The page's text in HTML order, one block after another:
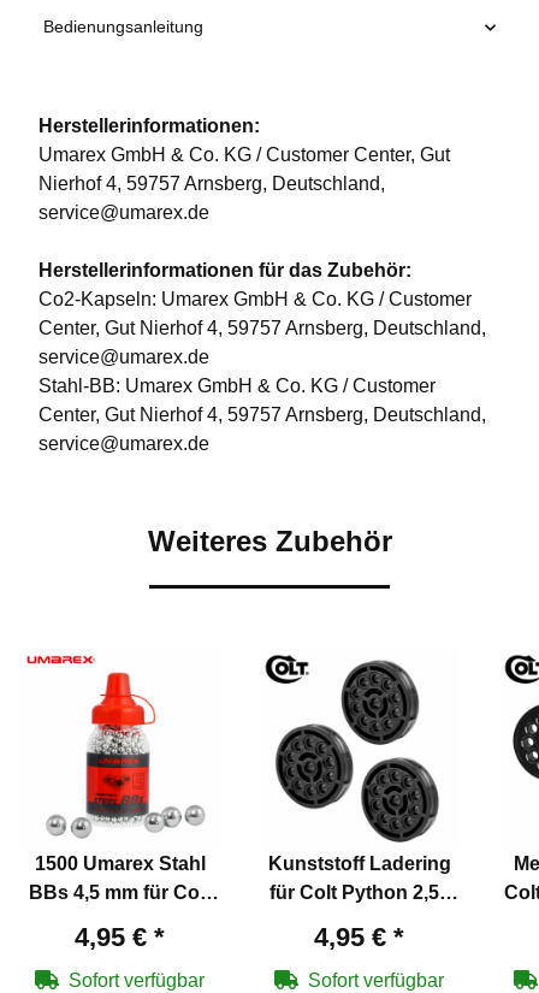
Bedienungsanleitung
Herstellerinformationen:
Umarex GmbH & Co. KG / Customer Center, Gut
Nierhof 4, 59757 Arnsberg, Deutschland,
service@umarex.de
Herstellerinformationen für das Zubehör:
Co2-Kapseln: Umarex GmbH & Co. KG / Customer
Center, Gut Nierhof 4, 59757 Arnsberg, Deutschland,
service@umarex.de
Stahl-BB: Umarex GmbH & Co. KG / Customer
Center, Gut Nierhof 4, 59757 Arnsberg, Deutschland,
service@umarex.de
Weiteres Zubehör
1500 Umarex Stahl
BBs 4,5 mm für Co2
4,95 € *
Sofort verfügbar
Kunststoff Ladering
für Colt Python 2,5"
4,5 mm
4,95 € *
Sofort verfügbar